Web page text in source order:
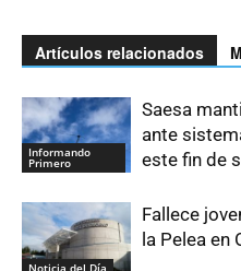
Artículos relacionados
Informando
Primero
Saesa
ante
este fin de
Noticia del Día
Fallece
la Pelea en